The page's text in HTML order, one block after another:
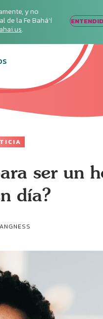
y no
de la Fe Bahá‘í
.
ser un
día?